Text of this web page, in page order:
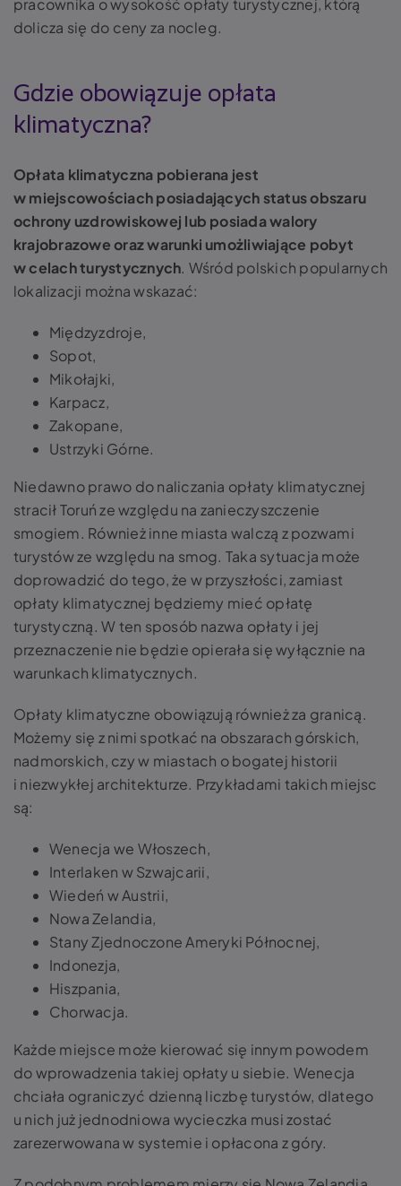
pracownika o wysokość opłaty turystycznej, którą
dolicza się do ceny za nocleg.
Gdzie obowiązuje opłata
klimatyczna?
Opłata klimatyczna pobierana jest
w miejscowościach posiadających status obszaru
ochrony uzdrowiskowej lub posiada walory
krajobrazowe oraz warunki umożliwiające pobyt
w celach turystycznych. Wśród polskich popularnych
lokalizacji można wskazać:
Międzyzdroje,
Sopot,
Mikołajki,
Karpacz,
Zakopane,
Ustrzyki Górne.
Niedawno prawo do naliczania opłaty klimatycznej
stracił Toruń ze względu na zanieczyszczenie
smogiem. Również inne miasta walczą z pozwami
turystów ze względu na smog. Taka sytuacja może
doprowadzić do tego, że w przyszłości, zamiast
opłaty klimatycznej będziemy mieć opłatę
turystyczną. W ten sposób nazwa opłaty i jej
przeznaczenie nie będzie opierała się wyłącznie na
warunkach klimatycznych.
Opłaty klimatyczne obowiązują również za granicą.
Możemy się z nimi spotkać na obszarach górskich,
nadmorskich, czy w miastach o bogatej historii
i niezwykłej architekturze. Przykładami takich miejsc
są:
Wenecja we Włoszech,
Interlaken w Szwajcarii,
Wiedeń w Austrii,
Nowa Zelandia,
Stany Zjednoczone Ameryki Północnej,
Indonezja,
Hiszpania,
Chorwacja.
Każde miejsce może kierować się innym powodem
do wprowadzenia takiej opłaty u siebie. Wenecja
chciała ograniczyć dzienną liczbę turystów, dlatego
u nich już jednodniowa wycieczka musi zostać
zarezerwowana w systemie i opłacona z góry.